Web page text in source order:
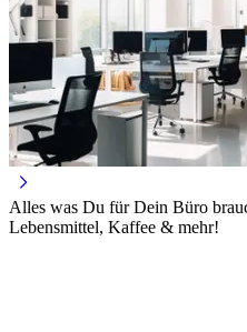
Alles was Du für Dein Büro
Lebensmittel, Kaffee & mehr!